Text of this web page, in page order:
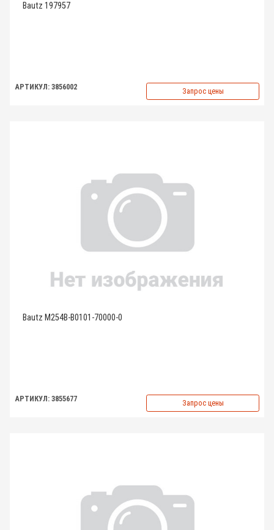
Bautz 197957
АРТИКУЛ: 3856002 Запрос цены
Bautz M254B-B0101-70000-0
АРТИКУЛ: 3855677 Запрос цены